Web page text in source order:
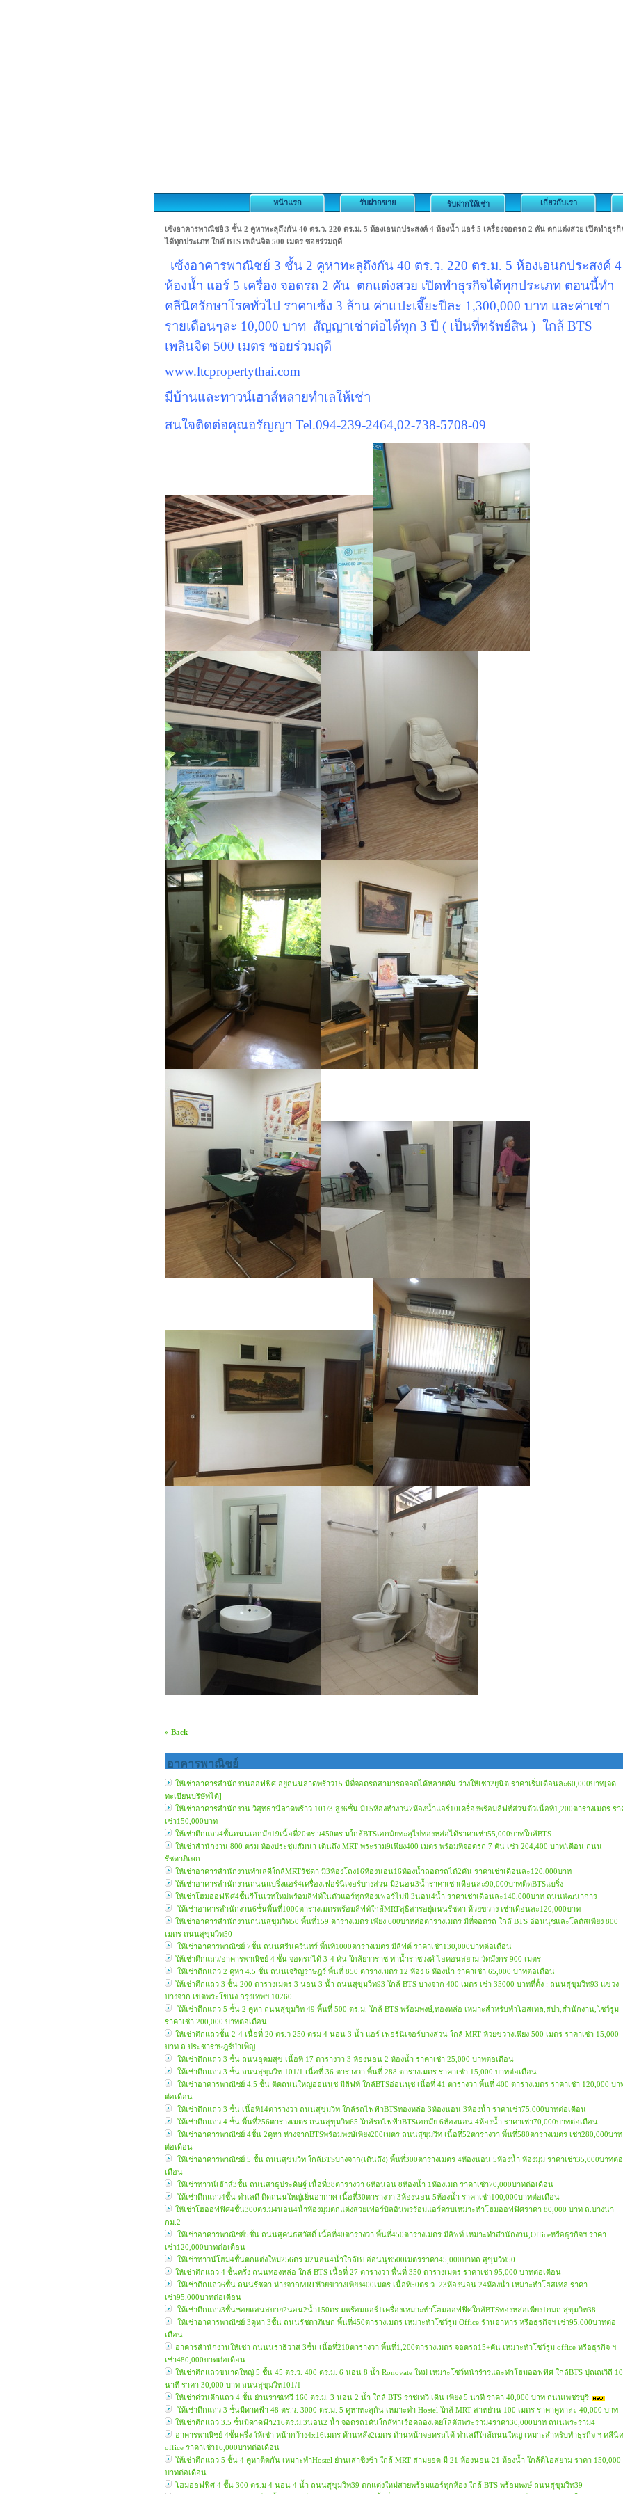
หน้าแรก รับฝากขาย รับฝากให้เช่า เกี่ยวกับเรา
เซ้งอาคารพาณิชย์ 3 ชั้น 2 คูหาทะลุถึงกัน 40 ตร.ว. 220 ตร.ม. 5 ห้องเอนกประสงค์ 4 ห้องน้ำ แอร์ 5 เครื่องจอดรถ 2 คัน ตกแต่งสวย เปิดทำธุรกิ
ได้ทุกประเภท ใกล้ BTS เพลินจิต 500 เมตร ซอยร่วมฤดี
เซ้งอาคารพาณิชย์ 3 ชั้น 2 คูหาทะลุถึงกัน 40 ตร.ว. 220 ตร.ม. 5 ห้องเอนกประสงค์ 4
ห้องน้ำ แอร์ 5 เครื่อง จอดรถ 2 คัน ตกแต่งสวย เปิดทำธุรกิจได้ทุกประเภท ตอนนี้ทำ
คลีนิครักษาโรคทั่วไป ราคาเซ้ง 3 ล้าน ค่าแปะเจี๊ยะปีละ 1,300,000 บาท และค่าเช่า
รายเดือนๆละ 10,000 บาท สัญญาเช่าต่อได้ทุก 3 ปี ( เป็นที่ทรัพย์สิน ) ใกล้ BTS
เพลินจิต 500 เมตร ซอยร่วมฤดี
www.ltcpropertythai.com
มีบ้านและทาวน์เฮาส์หลายทำเลให้เช่า
สนใจติดต่อคุณอรัญญา Tel.094-239-2464,02-738-5708-09
« Back
อาคารพาณิชย์
ให้เช่าอาคารสำนักงานออฟฟิศ อยู่ถนนลาดพร้าว15 มีที่จอดรถสามารถจอดได้หลายคัน ว่างให้เช่า2ยูนิต ราคาเริ่มเดือนละ60,000บาท[จด
ทะเบียนบริษัทได้]
ให้เช่าอาคารสำนักงาน วิสุทธานีลาดพร้าว 101/3 สูง6ชั้น มี15ห้องทำงาน7ห้องน้ำแอร์10เครื่องพร้อมลิฟท์ส่วนตัวเนื้อที่1,200ตารางเมตร รา
เช่า150,000บาท
ให้เช่าตึกแถว4ชั้นถนนเอกมัย19เนื้อที่20ตร.ว450ตร.มใกล้BTSเอกมัยทะลุไปทองหล่อได้ราคาเช่า55,000บาทใกล้BTS
ให้เช่าสำนักงาน 800 ตรม ห้องประชุมสัมนา เดินถึง MRT พระราม9เพียง400 เมตร พร้อมที่จอดรถ 7 คัน เช่า 204,400 บาท/เดือน ถนน
รัชดาภิเษก
ให้เช่าอาคารสำนักงานทำเลดีใกล้MRTรัชดา มี3ห้องโถง16ห้องนอน16ห้องน้ำถอดรถได้2คัน ราคาเช่าเดือนละ120,000บาท
ให้เช่าอาคารสำนักงานถนนแบริ่งแอร์4เครื่องเฟอร์นิเจอร์บางส่วน มี2นอน3น้ำราคาเช่าเดือนละ90,000บาทติดBTSแบริ่ง
ให้เช่าโฮมออฟฟิศ4ชั้นรีโนเวทใหม่พร้อมลิฟท์ในตัวแอร์ทุกห้องเฟอร์ไม่มี 3นอน4น้ำ ราคาเช่าเดือนละ140,000บาท ถนนพัฒนาการ
ให้เช่าอาคารสำนักงาน6ชั้นพื้นที่1000ตารางเมตรพร้อมลิฟท์ใกล้MRTสุธิสารอยุ่ถนนรัชดา ห้วยขวาง เช่าเดือนละ120,000บาท
ให้เช่าอาคารสำนักงานถนนสุขุมวิท50 พื้นที่159 ตารางเมตร เพียง 600บาทต่อตารางเมตร มีที่จอดรถ ใกล้ BTS อ่อนนุชและโลตัสเพียง 800
เมตร ถนนสุขุมวิท50
ให้เช่าอาคารพาณิชย์ 7ชั้น ถนนศรีนครินทร์ พื้นที่1000ตารางเมตร มีลิฟต์ ราคาเช่า130,000บาทต่อเดือน
ให้เช่าตึกแถว/อาคารพาณิชย์ 4 ชั้น จอดรถได้ 3-4 คัน ใกล้ยาวราช ท่าน้ำราชวงศ์ ไอคอนสยาม วัดมังกร 900 เมตร
ให้เช่าตึกแถว 2 คูหา 4.5 ชั้น ถนนเจริญราษฎร์ พื้นที่ 850 ตารางเมตร 12 ห้อง 6 ห้องน้ำ ราคาเช่า 65,000 บาทต่อเดือน
ให้เช่าตึกแถว 3 ชั้น 200 ตารางเมตร 3 นอน 3 น้ำ ถนนสุขุมวิท93 ใกล้ BTS บางจาก 400 เมตร เช่า 35000 บาทที่ตั้ง : ถนนสุขุมวิท93 แขวง
บางจาก เขตพระโขนง กรุงเทพฯ 10260
ให้เช่าตึกแถว 5 ชั้น 2 คูหา ถนนสุขุมวิท 49 พื้นที่ 500 ตร.ม. ใกล้ BTS พร้อมพงษ์,ทองหล่อ เหมาะสำหรับทำโฮสเทล,สปา,สำนักงาน,โชว์รูม
ราคาเช่า 200,000 บาทต่อเดือน
ให้เช่าตึกแถวชั้น 2-4 เนื้อที่ 20 ตร.ว 250 ตรม 4 นอน 3 น้ำ แอร์ เฟอร์นิเจอร์บางส่วน ใกล้ MRT ห้วยขวางเพียง 500 เมตร ราคาเช่า 15,000
บาท ถ.ประชาราษฎร์บำเพ็ญ
ให้เช่าตึกแถว 3 ชั้น ถนนอุดมสุข เนื้อที่ 17 ตารางวา 3 ห้องนอน 2 ห้องน้ำ ราคาเช่า 25,000 บาทต่อเดือน
ให้เช่าตึกแถว 3 ชั้น ถนนสุขุมวิท 101/1 เนื้อที่ 36 ตารางวา พื้นที่ 288 ตารางเมตร ราคาเช่า 15,000 บาทต่อเดือน
ให้เช่าอาคารพาณิชย์ 4.5 ชั้น ติดถนนใหญ่อ่อนนุช มีลิฟท์ ใกล้BTSอ่อนนุช เนื้อที่ 41 ตารางวา พื้นที่ 400 ตารางเมตร ราคาเช่า 120,000 บา
ต่อเดือน
ให้เช่าตึกแถว 3 ชั้น เนื้อที่14ตารางวา ถนนสุขุมวิท ใกล้รถไฟฟ้าBTSทองหล่อ 3ห้องนอน 3ห้องน้ำ ราคาเช่า75,000บาทต่อเดือน
ให้เช่าตึกแถว 4 ชั้น พื้นที่256ตารางเมตร ถนนสุขุมวิท65 ใกล้รถไฟฟ้าBTSเอกมัย 6ห้องนอน 4ห้องน้ำ ราคาเช่า70,000บาทต่อเดือน
ให้เช่าอาคารพาณิชย์ 4ชั้น 2คูหา ห่างจากBTSพร้อมพงษ์เพียง200เมตร ถนนสุขุมวิท เนื้อที่52ตารางวา พื้นที่580ตารางเมตร เช่า280,000บาท
ต่อเดือน
ให้เช่าอาคารพาณิชย์ 5 ชั้น ถนนสุขมวิท ใกล้BTSบางจาก(เดินถึง) พื้นที่300ตารางเมตร 4ห้องนอน 5ห้องน้ำ ห้องมุม ราคาเช่า35,000บาทต่อ
เดือน
ให้เช่าทาวน์เฮ้าส์3ชั้น ถนนสาธุประดิษฐ์ เนื้อที่38ตารางวา 6ห้อนอน 8ห้องน้ำ 1ห้องเมด ราคาเช่า70,000บาทต่อเดือน
ให้เช่าตึกแถว4ชั้น ทำเลดี ติดถนนใหญ่เย็นอากาศ เนื้อที่30ตารางวา 3ห้องนอน 5ห้องน้ำ ราคาเช่า100,000บาทต่อเดือน
ให้เช่าโฮออฟฟิศ4ชั้น300ตร.ม4นอน4น้ำห้องมุมตกแต่งสวยเฟอร์บิลอินพรร้อมแอร์ครบเหมาะทำโฮมออฟฟิศราคา 80,000 บาท ถ.บางนา
กม.2
ให้เช่าอาคารพาณิชย์5ชั้น ถนนสุคนธสวัสดิ์ เนื้อที่40ตารางวา พื้นที่450ตารางเมตร มีลิฟท์ เหมาะทำสำนักงาน,Officeหรือธุรกิจฯ ราคา
เช่า120,000บาทต่อเดือน
ให้เช่าทาวน์โฮม4ชั้นตกแต่งใหม่256ตร.ม2นอน4น้ำใกล้BTอ่อนนุช500เมตรราคา45,000บาทถ.สุขุมวิท50
ให้เช่าตึกแถว 4 ชั้นครึ่ง ถนนทองหล่อ ใกล้ BTS เนื้อที่ 27 ตารางวา พื้นที่ 350 ตารางเมตร ราคาเช่า 95,000 บาทต่อเดือน
ให้เช่าตึกแถว6ชั้น ถนนรัชดา ห่างจากMRTห้วยขวางเพียง400เมตร เนื้อที่50ตร.ว. 23ห้องนอน 24ห้องน้ำ เหมาะทำโฮสเทล ราคา
เช่า95,000บาทต่อเดือน
ให้เช่าตึกแถว3ชั้นซอยแสนสบาย2นอน2น้ำ150ตร.มพร้อมแอร์1เครื่องเหมาะทำโฮมออฟฟิศใกล้BTSทองหล่อเพียง1กมถ.สุขุมวิท38
ให้เช่าอาคารพาณิชย์ 3คูหา 3ชั้น ถนนรัชดาภิเษก พื้นที่450ตารางเมตร เหมาะทำโชว์รูม Office ร้านอาหาร หรือธุรกิจฯ เช่า95,000บาทต่อ
เดือน
อาคารสำนักงานให้เช่า ถนนนราธิวาส 3ชั้น เนื้อที่210ตารางวา พื้นที่1,200ตารางเมตร จอดรถ15+คัน เหมาะทำโชว์รูม office หรือธุรกิจ ฯ
เช่า480,000บาทต่อเดือน
ให้เช่าตึกแถวขนาดใหญ่ 5 ชั้น 45 ตร.ว. 400 ตร.ม. 6 นอน 8 น้ำ Ronovate ใหม่ เหมาะโชว์หน้าร้ารและทำโฮมออฟฟิศ ใกล้BTS ปุณณวิถี 10
นาที ราคา 30,000 บาท ถนนสุขุมวิท101/1
ให้เช่าด่วนตึกแถว 4 ชั้น ย่านราชเทวี 160 ตร.ม. 3 นอน 2 น้ำ ใกล้ BTS ราชเทวี เดิน เพียง 5 นาที ราคา 40,000 บาท ถนนเพชรบุรี
ให้เช่าตึกแถว 3 ชั้นมีดาดฟ้า 48 ตร.ว. 3000 ตร.ม. 5 คูหาทะลุกัน เหมาะทำ Hostel ใกล้ MRT สาทย่าน 100 เมตร ราคาคูหาละ 40,000 บาท
ให้เช่าตึกแถว 3.5 ชั้นมีดาดฟ้า216ตร.ม.3นอน2 น้ำ จอดรถ1คันใกล้ท่าเรือคลองเตยโลตัสพระราม4ราคา30,000บาท ถนนพระราม4
อาคารพาณิชย์ 4ชั้นครึ่ง ให้เช่า หน้ากว้าง4x16เมตร ด้านหลัง2เมตร ด้านหน้าจอดรถได้ ทำเลดีใกล้ถนนใหญ่ เหมาะสำหรับทำธุรกิจ ฯ คลีนิค
office ราคาเช่า16,000บาทต่อเดือน
ให้เช่าตึกแถว 5 ชั้น 4 คูหาติดกัน เหมาะทำHostel ย่านเสาชิงช้า ใกล้ MRT สามยอด มี 21 ห้องนอน 21 ห้องน้ำ ใกล้ดิโอสยาม ราคา 150,000
บาทต่อเดือน
โฮมออฟฟิศ 4 ชั้น 300 ตร.ม 4 นอน 4 น้ำ ถนนสุขุมวิท39 ตกแต่งใหม่สวยพร้อมแอร์ทุกห้อง ใกล้ BTS พร้อมพงษ์ ถนนสุขุมวิท39